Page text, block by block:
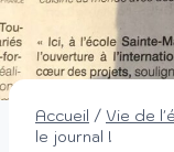
Accueil / Vie de
le journal !